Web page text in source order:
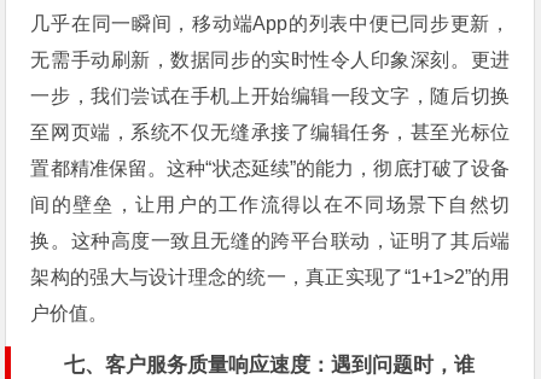
几乎在同一瞬间，移动端App的列表中便已同步更新，
无需手动刷新，数据同步的实时性令人印象深刻。更进
一步，我们尝试在手机上开始编辑一段文字，随后切换
至网页端，系统不仅无缝承接了编辑任务，甚至光标位
置都精准保留。这种“状态延续”的能力，彻底打破了设备
间的壁垒，让用户的工作流得以在不同场景下自然切
换。这种高度一致且无缝的跨平台联动，证明了其后端
架构的强大与设计理念的统一，真正实现了“1+1>2”的用
户价值。
七、客户服务质量响应速度：遇到问题时，谁